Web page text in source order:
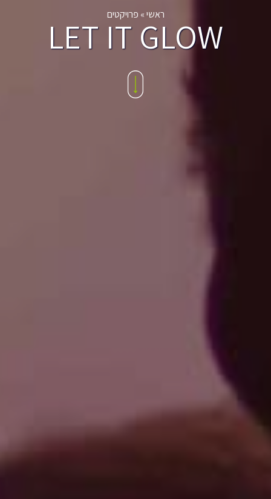
ראשי» פרויקטים
LET IT GLOW